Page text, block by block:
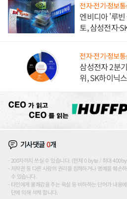
전자·전기·정보통
엔비디아 '루
토, 삼성전자
전자·전기·정보통
삼성전자 2분
위, SK하이닉
기사댓글0개
200자까지 쓰실 수 있습니다. (현재 0 byte / 최대
저작권 등 다른 사람의 권리를 침해하거나 명예를 훼손
수 있습니다.
타인에게 불쾌감을 주는 욕설 등 비하하는 단어가 내용
단에 의해 삭제 합니다.